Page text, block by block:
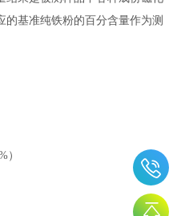
基准纯铁粉的百分含量作为测
）